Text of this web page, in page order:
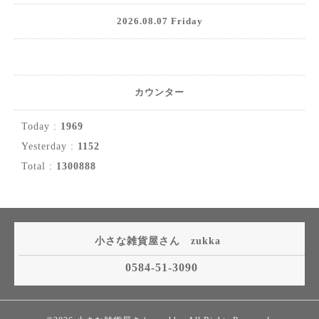
2026.08.07 Friday
カウンター
Today : 1969
Yesterday : 1152
Total : 1300888
小さな雑貨屋さん zukka
0584-51-3090